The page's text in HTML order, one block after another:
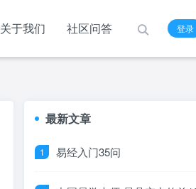
关于我们 社区问答 登录
最新文章
易经入门35问